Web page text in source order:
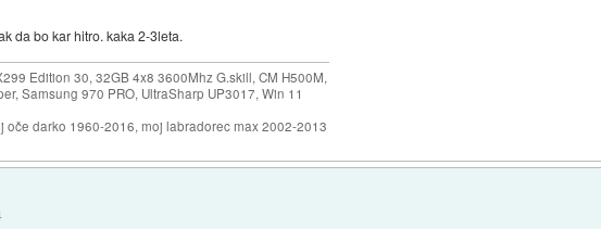
da bo kar hitro. kaka 2-3leta.
Edition 30, 32GB 4x8 3600Mhz G.skill, CM H500M,
Samsung 970 PRO, UltraSharp UP3017, Win 11
oče darko 1960-2016, moj labradorec max 2002-2013